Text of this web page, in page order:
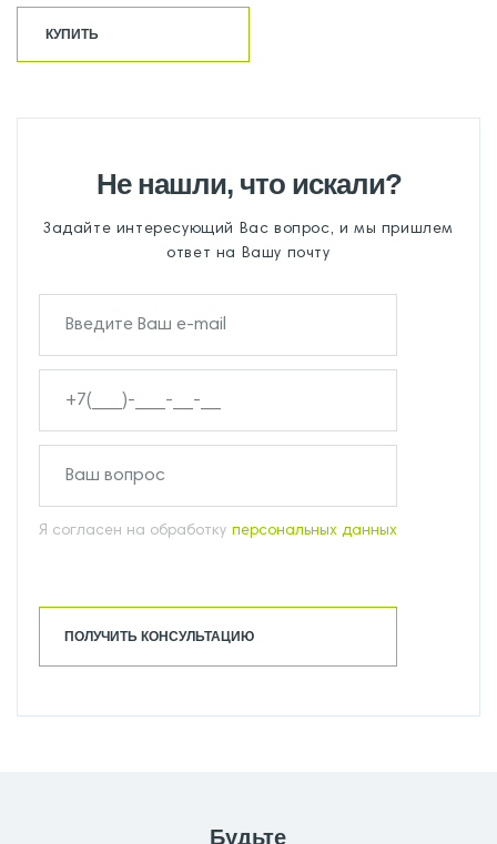
КУПИТЬ
Не нашли, что искали?
Задайте интересующий Вас вопрос, и мы пришлем
ответ на Вашу почту
Я согласен на обработку персональных данных
ПОЛУЧИТЬ КОНСУЛЬТАЦИЮ
Будьте